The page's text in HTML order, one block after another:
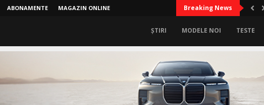
ABONAMENTE MAGAZIN ONLINE Breaking News
ȘTIRI MODELE NOI TESTE